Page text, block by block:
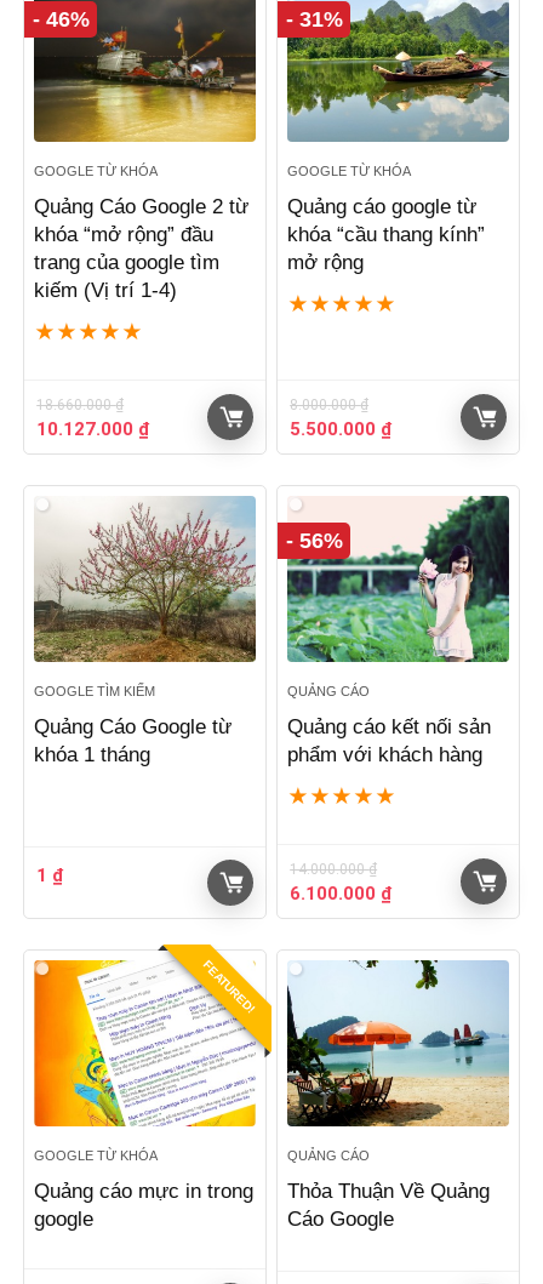
- 46%
GOOGLE TỪ KHÓA
Quảng Cáo Google 2 từ
khóa “mở rộng” đầu
trang của google tìm
kiếm (Vị trí 1-4)
★ ★ ★ ★ ★
18.660.000₫
Giá
gốc
18.660.000 ₫.
10.127.000 ₫Giá
hiện
là:
10.127.000 ₫.
- 31%
GOOGLE TỪ KHÓA
Quảng cáo google từ
khóa “cầu thang kính”
mở rộng
★ ★ ★ ★ ★
8.000.000₫
Giá
gốc
8.000.000 ₫.
5.500.000 ₫Giá
hiện
là:
5.500.000 ₫.
GOOGLE TÌM KIẾM
Quảng Cáo Google từ
khóa 1 tháng
1 ₫
- 56%
QUẢNG CÁO
Quảng cáo kết nối sản
phẩm với khách hàng
★ ★ ★ ★ ★
14.000.000₫
Giá
gốc
14.000.000 ₫.
6.100.000 ₫Giá
hiện
là:
6.100.000 ₫.
FEATURED!
GOOGLE TỪ KHÓA
Quảng cáo mực in trong
google
QUẢNG CÁO
Thỏa Thuận Về Quảng
Cáo Google